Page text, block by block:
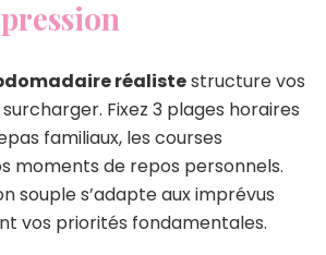
réalistestructure vos
Fixez 3 plages horaires
familiaux, les courses
moments de repos personnels.
souple s’adapte aux imprévus
vos priorités fondamentales.